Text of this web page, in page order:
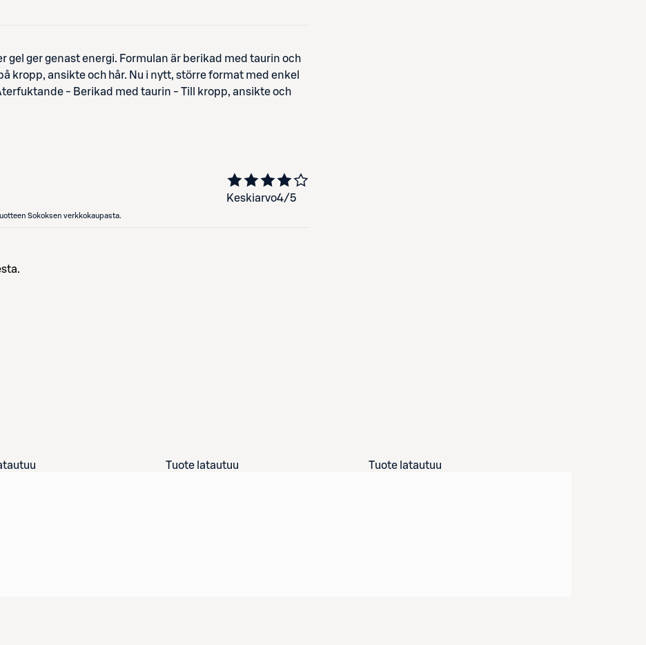
gel ger genast energi. Formulan är berikad med taurin och
kropp, ansikte och hår. Nu i nytt, större format med enkel
- Berikad med taurin - Till kropp, ansikte och
Keskiarvo4/5
Sokoksen verkkokaupasta.
Tuote latautuu Tuote latautuu